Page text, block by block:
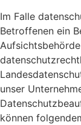
Im Falle
Betroffenen ein
unser
können